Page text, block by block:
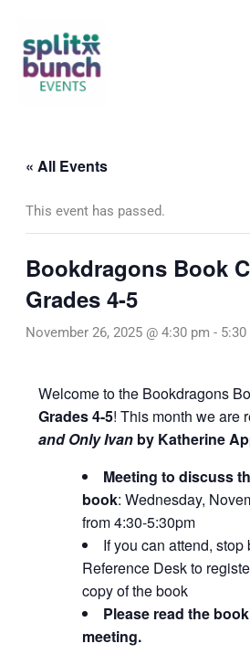
content
« All Events
This event has passed.
Bookdragons Book
Grades 4-5
November 26, 2025 @ 4:30 pm - 5:30
Welcome to the Bookdragons
Grades 4-5! This month we are
and Only Ivan by Katherine
Meeting to discuss
book: Wednesday,
from 4:30-5:30pm
If you can attend, stop
Reference Desk to
copy of the book
Please read the
meeting.